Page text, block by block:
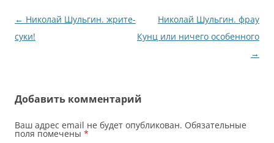
Навигация
по
← Николай Шульгин. жрите-
суки!
Николай Шульгин. фрау
Кунц или ничего особенного
→
Добавить комментарий
Ваш адрес email не будет опубликован. Обязательные
поля помечены *